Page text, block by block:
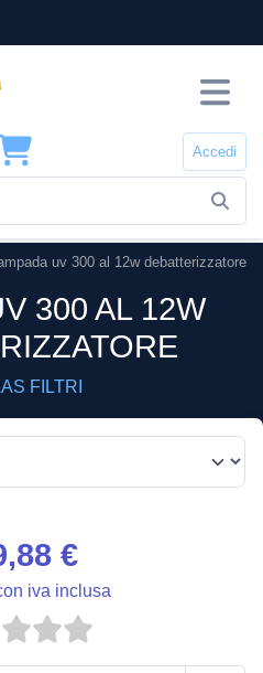
Accedi
uv 300 al 12w debatterizzatore
300 AL 12W
FILTRI
€
iva inclusa